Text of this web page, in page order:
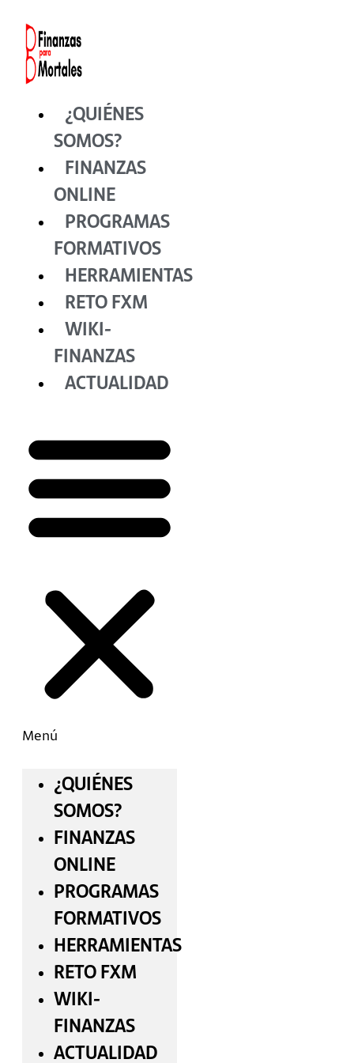
contenido
¿QUIÉNES
SOMOS?
FINANZAS
ONLINE
PROGRAMAS
FORMATIVOS
HERRAMIENTAS
RETO FXM
WIKI-
FINANZAS
ACTUALIDAD
Menú
¿QUIÉNES
SOMOS?
FINANZAS
ONLINE
PROGRAMAS
FORMATIVOS
HERRAMIENTAS
RETO FXM
WIKI-
FINANZAS
ACTUALIDAD